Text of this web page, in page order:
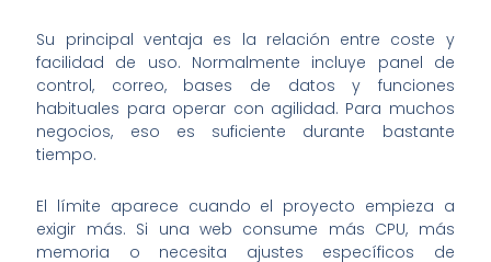
Su principal ventaja es la relación entre coste y
facilidad de uso. Normalmente incluye panel de
control, correo, bases de datos y funciones
habituales para operar con agilidad. Para muchos
negocios, eso es suficiente durante bastante
tiempo.
El límite aparece cuando el proyecto empieza a
exigir más. Si una web consume más CPU, más
memoria o necesita ajustes específicos de